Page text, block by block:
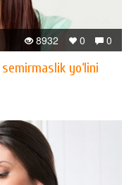
0
0
8932
yo‘lini